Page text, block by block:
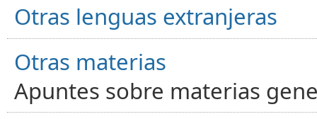
Otras lenguas extranjeras
Otras materias
Apuntes sobre materias